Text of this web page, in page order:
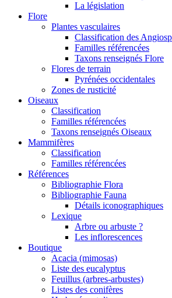
La législation
Flore
Plantes vasculaires
Classification des
Familles référencées
Taxons renseignés Flore
Flores de terrain
Pyrénées occidentales
Zones de rusticité
Oiseaux
Classification
Familles référencées
Taxons renseignés Oiseaux
Mammifères
Classification
Familles référencées
Références
Bibliographie Flora
Bibliographie Fauna
Détails iconographiques
Lexique
Arbre ou arbuste ?
Les inflorescences
Boutique
Acacia (mimosas)
Liste des eucalyptus
Feuillus (arbres-arbustes)
Listes des conifères